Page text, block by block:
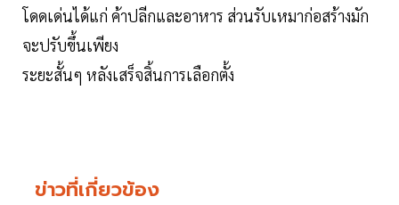
โดดเด่นได้แก่ ค้าปลีกและอาหาร ส่วนรับเหมาก่อสร้างมัก
จะปรับขึ้นเพียง
ระยะสั้นๆ หลังเสร็จสิ้นการเลือกตั้ง
ข่าวที่เกี่ยวข้อง